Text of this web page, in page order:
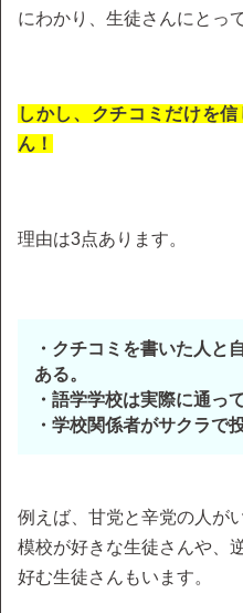
にわかり、生徒さんにとっ
しかし、クチコミだけを
ん！
理由は3点あります。
・クチコミを書いた人と
ある。
・語学学校は実際に通っ
・学校関係者がサクラで
例えば、甘党と辛党の人が
模校が好きな生徒さんや、
好む生徒さんもいます。